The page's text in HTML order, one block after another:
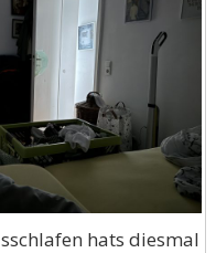
hats diesmal